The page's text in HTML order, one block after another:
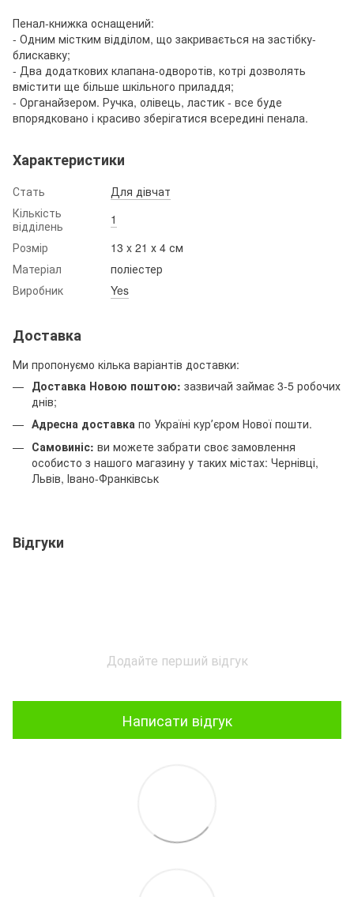
Пенал-книжка оснащений:
- Одним містким відділом, що закривається на застібку-
блискавку;
- Два додаткових клапана-одворотів, котрі дозволять
вмістити ще більше шкільного приладдя;
- Органайзером. Ручка, олівець, ластик - все буде
впорядковано і красиво зберігатися всередині пенала.
Характеристики
Стать
Для дівчат
Кількість
відділень
1
Розмір
13 x 21 х 4 см
Матеріал
поліестер
Виробник
Yes
Доставка
Ми пропонуємо кілька варіантів доставки:
Доставка Новою поштою: зазвичай займає 3-5 робочих
днів;
Адресна доставка по Україні курʼєром Нової пошти.
Самовиніс: ви можете забрати своє замовлення
особисто з нашого магазину у таких містах: Чернівці,
Львів, Івано-Франківськ
Відгуки
Додайте перший відгук
Написати відгук